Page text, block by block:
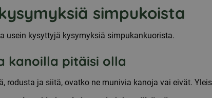
simpukoista
usein kysyttyjä kysymyksiä simpukankuorista.
kanoilla pitäisi olla
rodusta ja siitä, ovatko ne munivia kanoja vai eivät.